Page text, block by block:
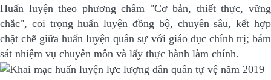
Huấn luyện theo phương châm "Cơ bản, thiết thực, vững
chắc", coi trọng huấn luyện đồng bộ, chuyên sâu, kết hợp
chặt chẽ giữa huấn luyện quân sự với giáo dục chính trị; bám
sát nhiệm vụ chuyên môn và lấy thực hành làm chính.